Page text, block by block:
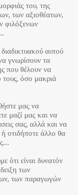
του, της
των αξιοθέατων,
φιλόξενων
αυτού
γνωρίσουν τα
που θέλουν να
τους, όσο μακριά
μας να
μαζί μας και να
σας, αλλά και να
ή οτιδήποτε άλλο θα
ότι είναι δυνατόν
των
των παραγωγών